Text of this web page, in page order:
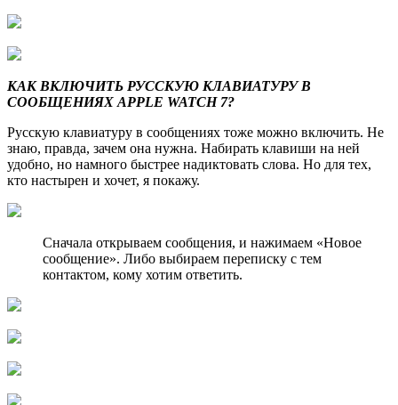
КАК ВКЛЮЧИТЬ РУССКУЮ КЛАВИАТУРУ В
СООБЩЕНИЯХ APPLE WATCH 7?
Русскую клавиатуру в сообщениях тоже можно включить. Не
знаю, правда, зачем она нужна. Набирать клавиши на ней
удобно, но намного быстрее надиктовать слова. Но для тех,
кто настырен и хочет, я покажу.
Сначала открываем сообщения, и нажимаем «Новое
сообщение». Либо выбираем переписку с тем
контактом, кому хотим ответить.